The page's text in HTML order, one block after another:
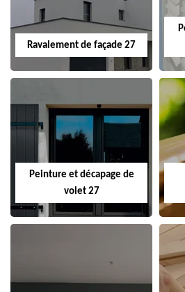
Ravalement de façade 27
Peinture et décapage de
volet 27